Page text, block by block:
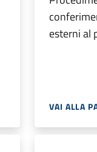
esterni al
VAI ALLA